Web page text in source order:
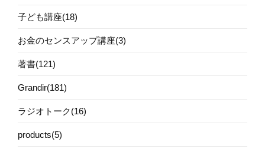
子ども講座(18)
お金のセンスアップ講座(3)
著書(121)
Grandir(181)
ラジオトーク(16)
products(5)